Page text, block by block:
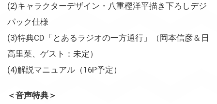
(2)キャラクターデザイン・八重樫洋平描き下ろしデジ
パック仕様
(3)特典CD「とあるラジオの一方通行」（岡本信彦＆日
高里菜、ゲスト：未定）
(4)解説マニュアル（16P予定）
＜音声特典＞